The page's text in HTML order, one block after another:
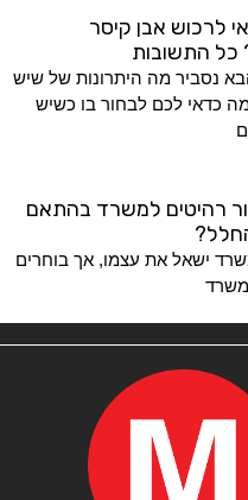
לרכוש אבן קיסר
התשובות
נסביר מה היתרונות של שיש
כדאי לכם לבחור בו כשיש
רהיטים למשרד בהתאם
ישאל את עצמו, אך בוחרים